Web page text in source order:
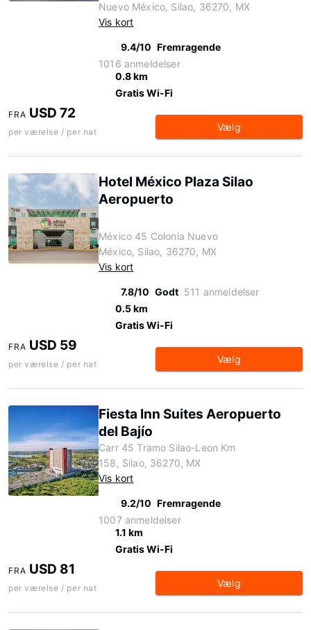
Nuevo México, Silao, 36270, MX
Vis kort
9.4/10 Fremragende
1016 anmeldelser
0.8 km
Gratis Wi-Fi
FRA USD 72
per værelse / per nat Vælg
Hotel México Plaza Silao
Aeropuerto
México 45 Colonia Nuevo
México, Silao, 36270, MX
Vis kort
7.8/10 Godt 511 anmeldelser
0.5 km
Gratis Wi-Fi
FRA USD 59
per værelse / per nat Vælg
Fiesta Inn Suites Aeropuerto
del Bajío
Carr 45 Tramo Silao-Leon Km
158, Silao, 36270, MX
Vis kort
9.2/10 Fremragende
1007 anmeldelser
1.1 km
Gratis Wi-Fi
FRA USD 81
per værelse / per nat Vælg